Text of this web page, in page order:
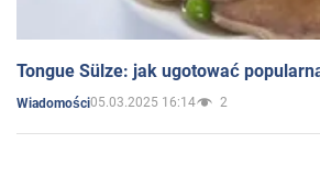
Tongue Sülze: jak ugotować
Wiadomości05.03.2025 16:14 2